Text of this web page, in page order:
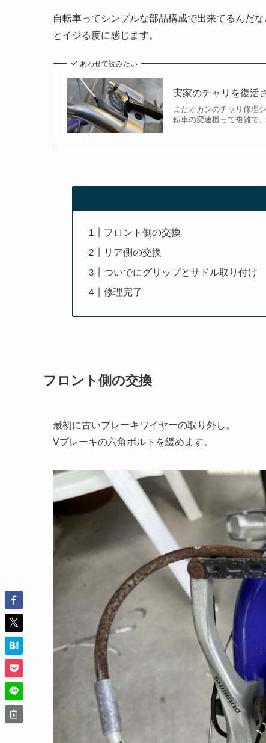
自転車ってシンプルな部品構成で出来てるんだ
とイジる度に感じます。
あわせて読みたい
実家のチャリを復活
またオカンのチャリ修理
転車の変速機って複雑で
フロント側の交換
リア側の交換
ついでにグリップとサドル取り付け
修理完了
フロント側の交換
最初に古いブレーキワイヤーの取り外し。
Vブレーキの六角ボルトを緩めます。